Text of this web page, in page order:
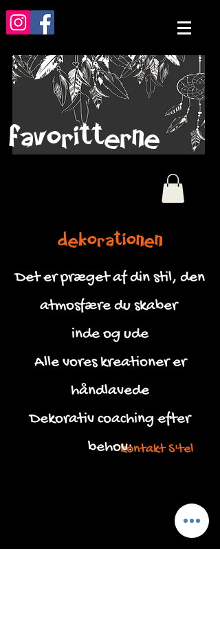
favoritterne
dekorationen
kontakt S'tel
Det er præget af din stil, den
atmosfære du skaber
inde og ude
Alle vores kreationer er
håndlavede
Dekorativ coaching efter
behov: